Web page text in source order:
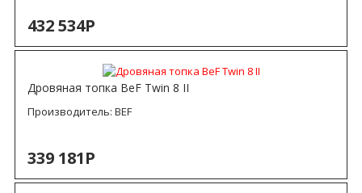
432 534Р
Дровяная топка BeF Twin 8 II
Производитель: BEF
339 181Р